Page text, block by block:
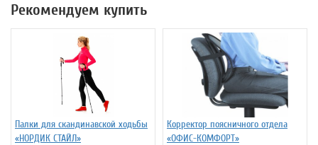
Рекомендуем купить
Палки для скандинавской ходьбы
«НОРДИК СТАЙЛ»
Корректор поясничного отдела
«ОФИС-КОМФОРТ»